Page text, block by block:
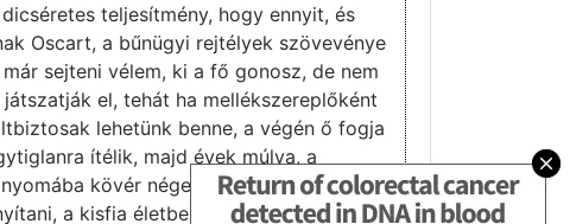
teljesítmény, hogy ennyit, és
Oscart, a bűnügyi rejtélyek szövevénye
sejteni vélem, ki a fő gonosz, de nem
el, tehát ha mellékszereplőként
lehetünk benne, a végén ő fogja
ítélik, majd évek múlva, a
kövér néger ügynökök sovány
a kisfia életben van. Jó szórakozást